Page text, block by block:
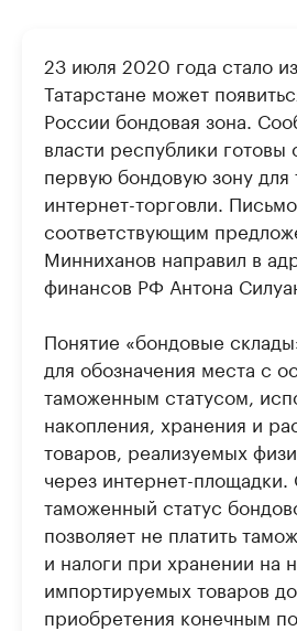
23 июля 2020 года стало
Татарстане может
России бондовая зона.
власти республики готовы
первую бондовую зону для
интернет-торговли.
соответствующим
Минниханов направил в
финансов РФ Антона
Понятие «бондовые
для обозначения места с
таможенным статусом,
накопления, хранения и
товаров, реализуемых
через интернет-
таможенный статус
позволяет не платить
и налоги при хранении на
импортируемых товаров
приобретения конечным